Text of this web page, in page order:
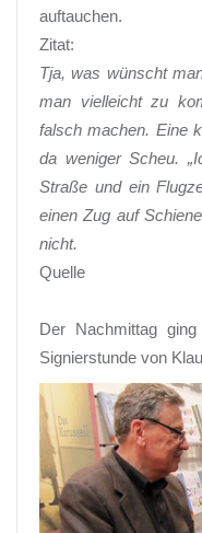
auftauchen.
Zitat:
Tja, was wünscht
man vielleicht zu
falsch machen. Eine
da weniger Scheu.
Straße und ein
einen Zug auf
nicht.
Quelle
Der Nachmittag
Signierstunde von